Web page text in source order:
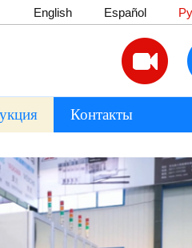
English Español
Контакты